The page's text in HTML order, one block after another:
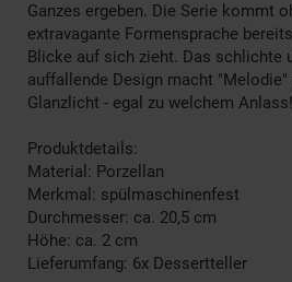
Ganzes ergeben. Die Serie kommt
extravagante Formensprache
Blicke auf sich zieht. Das schlichte
auffallende Design macht "Melodie"
Glanzlicht - egal zu welchem Anlass!
Produktdetails:
Material: Porzellan
Merkmal: spülmaschinenfest
Durchmesser: ca. 20,5 cm
Höhe: ca. 2 cm
Lieferumfang: 6x Dessertteller